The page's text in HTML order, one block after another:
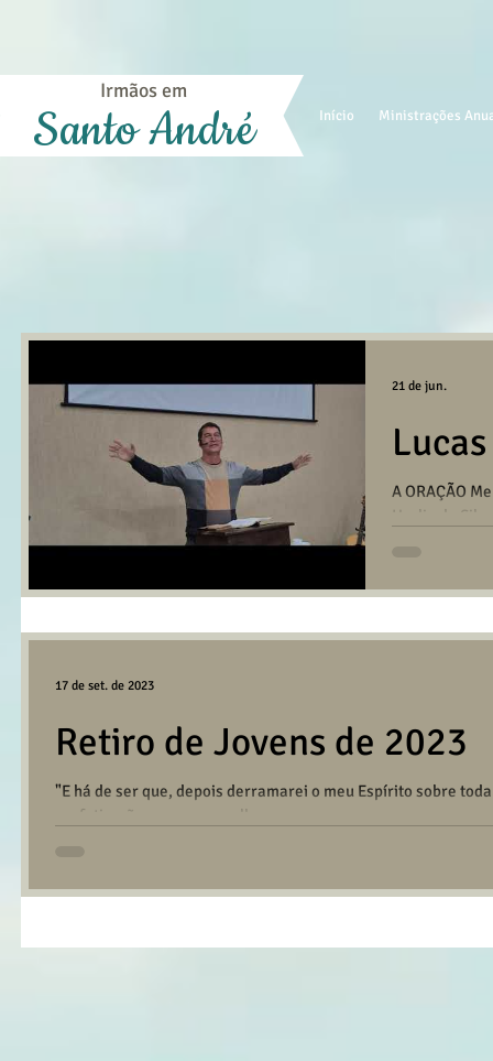
Início Ministrações
Irmãos em
Santo André
A ORAÇÃO
Herlin da
21 de jun.
Retiro de Jovens de 2023
"E há de ser que, depois derramarei o meu Espírito sobre
profetizarão, os vossos velhos...
17 de set. de 2023